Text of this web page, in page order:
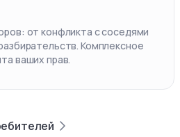
от конфликта с соседями
Комплексное
ваших прав.